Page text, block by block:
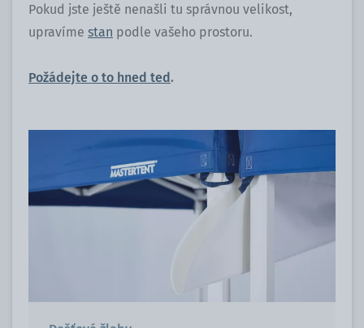
Pokud jste ještě nenašli tu správnou velikost,
upravíme stan podle vašeho prostoru.
Požádejte o to hned ted.